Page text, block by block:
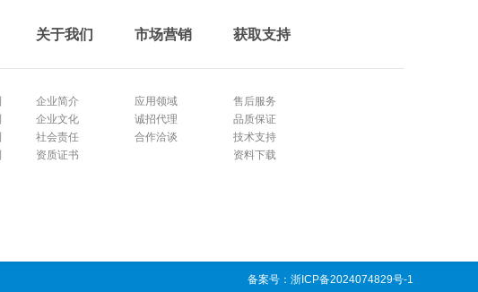
关于我们 市场营销 获取支持
企业简介
企业文化
社会责任
资质证书
应用领域
诚招代理
合作洽谈
售后服务
品质保证
技术支持
资料下载
备案号：浙ICP备2024074829号-1